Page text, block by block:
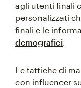
agli utenti finali
personalizzati
finali e le
demografici.
Le tattiche di
con influencer